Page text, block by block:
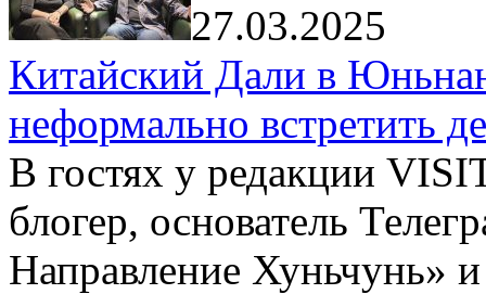
27.03.2025
Китайский Дали в
неформально встретить
В гостях у редакции
блогер, основатель
Направление Хуньчунь»